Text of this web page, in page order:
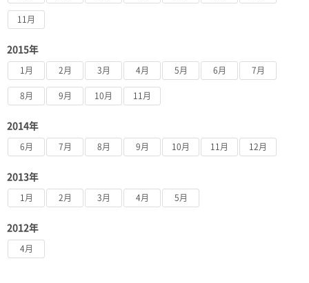
11月
2015年
1月 2月 3月 4月 5月 6月 7月
8月 9月 10月 11月
2014年
6月 7月 8月 9月 10月 11月 12月
2013年
1月 2月 3月 4月 5月
2012年
4月